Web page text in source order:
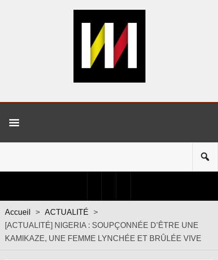
Accueil > ACTUALITÉ
>
[ACTUALITÉ] NIGERIA : SOUPÇONNÉE D’ÊTRE UNE
KAMIKAZE, UNE FEMME LYNCHÉE ET BRÛLÉE VIVE